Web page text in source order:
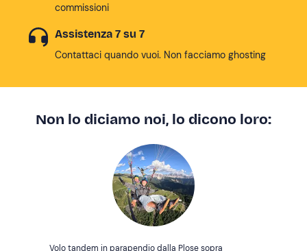
commissioni
Assistenza 7 su 7
Contattaci quando vuoi. Non facciamo ghosting
Non lo diciamo noi, lo dicono loro:
Volo tandem in parapendio dalla Plose sopra